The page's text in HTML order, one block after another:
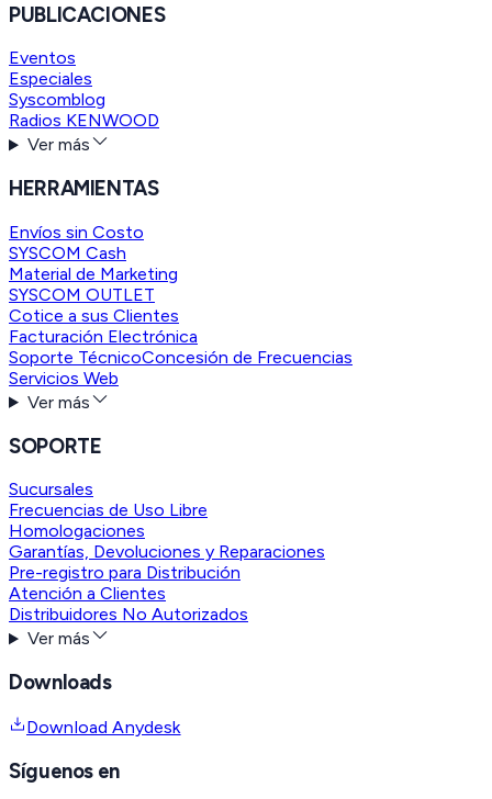
PUBLICACIONES
Eventos
Especiales
Syscomblog
Radios KENWOOD
Ver más
HERRAMIENTAS
Envíos sin Costo
SYSCOM Cash
Material de Marketing
SYSCOM OUTLET
Cotice a sus Clientes
Facturación Electrónica
Soporte TécnicoConcesión de Frecuencias
Servicios Web
Ver más
SOPORTE
Sucursales
Frecuencias de Uso Libre
Homologaciones
Garantías, Devoluciones y Reparaciones
Pre-registro para Distribución
Atención a Clientes
Distribuidores No Autorizados
Ver más
Downloads
Download Anydesk
Síguenos en